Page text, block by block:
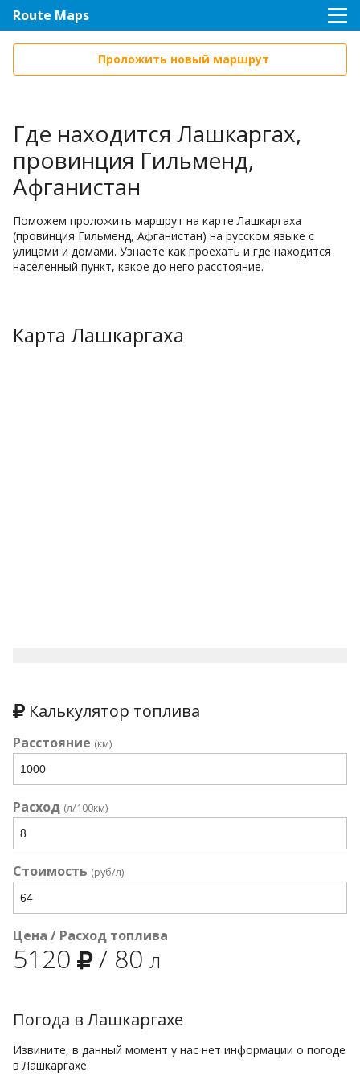
Route Maps
Проложить новый маршрут
Где находится Лашкаргах,
провинция Гильменд,
Афганистан
Поможем проложить маршрут на карте Лашкаргаха
(провинция Гильменд, Афганистан) на русском языке с
улицами и домами. Узнаете как проехать и где находится
населенный пункт, какое до него расстояние.
Карта Лашкаргаха
Калькулятор топлива
Расстояние (км)
Расход (л/100км)
Стоимость (руб/л)
Цена / Расход топлива
5120 / 80 л
Погода в Лашкаргахе
Извините, в данный момент у нас нет информации о погоде
в Лашкаргахе.